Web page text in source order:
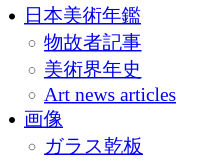
日本美術年鑑
物故者記事
美術界年史
Art news articles
画像
ガラス乾板